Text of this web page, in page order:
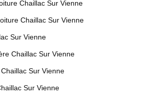
Chaillac Sur Vienne
Chaillac Sur Vienne
Sur Vienne
Chaillac Sur Vienne
Sur Vienne
Sur Vienne